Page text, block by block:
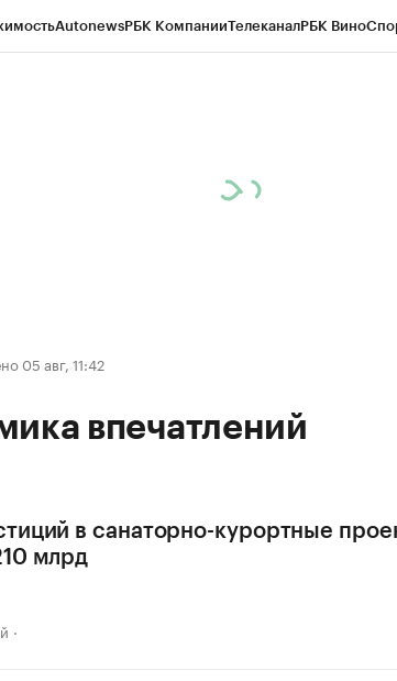
AutonewsРБК КомпанииТелеканалРБК Вино
05 авг, 11:42
впечатлений
в санаторно-курортные
млрд